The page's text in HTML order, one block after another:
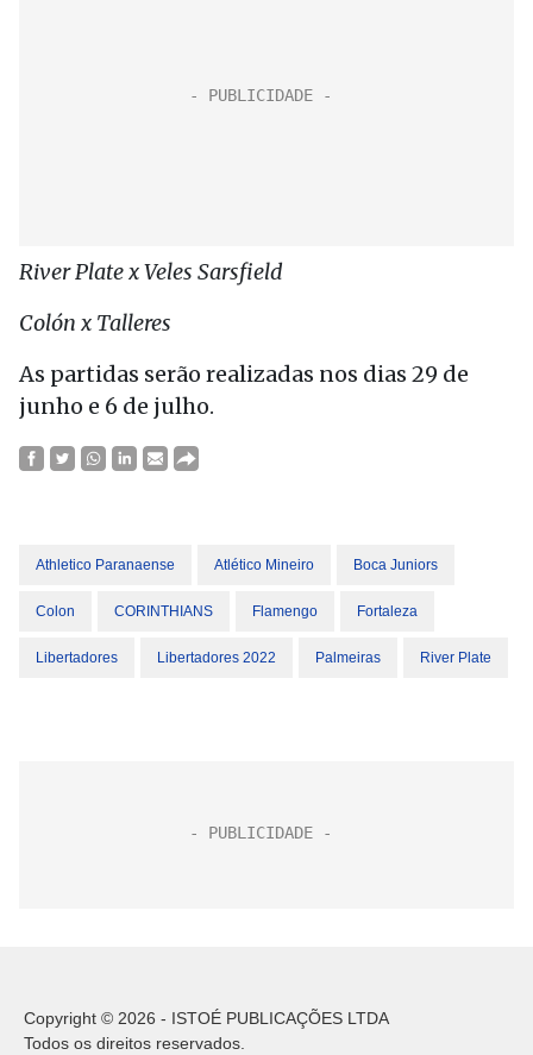
River Plate x Veles Sarsfield
Colón x Talleres
As partidas serão realizadas nos dias 29 de
junho e 6 de julho.
Athletico Paranaense Atlético Mineiro Boca Juniors
Colon CORINTHIANS Flamengo Fortaleza
Libertadores Libertadores 2022 Palmeiras River Plate
Copyright © 2026 - ISTOÉ PUBLICAÇÕES LTDA
Todos os direitos reservados.